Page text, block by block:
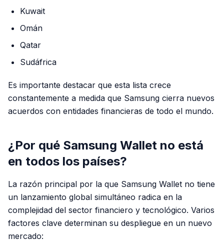
Kuwait
Omán
Qatar
Sudáfrica
Es importante destacar que esta lista crece
constantemente a medida que Samsung cierra nuevos
acuerdos con entidades financieras de todo el mundo.
¿Por qué Samsung Wallet no está
en todos los países?
La razón principal por la que Samsung Wallet no tiene
un lanzamiento global simultáneo radica en la
complejidad del sector financiero y tecnológico. Varios
factores clave determinan su despliegue en un nuevo
mercado: